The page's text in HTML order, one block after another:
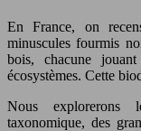
En France, on
minuscules fourmis
bois, chacune
écosystèmes. Cette
Nous explorerons
taxonomique, des